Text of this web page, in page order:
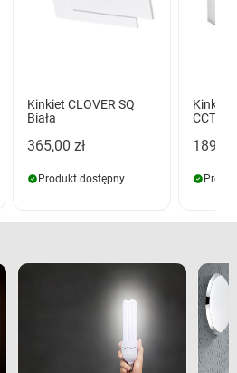
Kinkiet CLOVER SQ
Biała
365,00 zł
Produkt dostępny
Kinkiet
CCT
189,00